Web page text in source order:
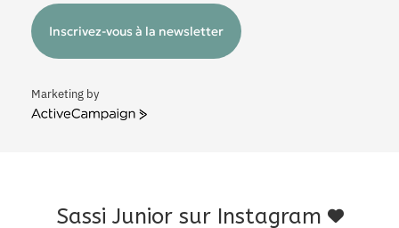
Inscrivez-vous à la newsletter
Marketing by
ActiveCampaign
Sassi Junior sur Instagram